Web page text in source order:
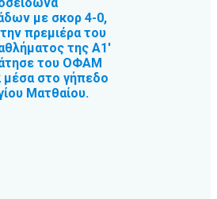
με σκορ 4-0,
πρεμιέρα του
της Α1′
του ΟΦΑΜ
μέσα στο γήπεδο
Ματθαίου.